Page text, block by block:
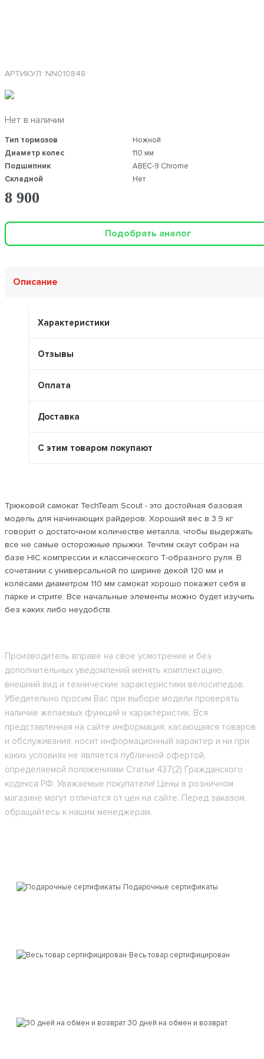
АРТИКУЛ: NN010848
Нет в наличии
Тип тормозов
Ножной
Диаметр колес
110 мм
Подшипник
ABEC-9 Chrome
Складной
Нет
8 900
Подобрать аналог
Описание
Характеристики
Отзывы
Оплата
Доставка
С этим товаром покупают
Трюковой самокат TechTeam Scout - это достойная базовая
модель для начинающих райдеров. Хороший вес в 3.9 кг
говорит о достаточном количестве металла, чтобы выдержать
все не самые осторожные прыжки. Течтим скаут собран на
базе HIC компрессии и классического Т-образного руля. В
сочетании с универсальной по ширине декой 120 мм и
колёсами диаметром 110 мм самокат хорошо покажет себя в
парке и стрите. Все начальные элементы можно будет изучить
без каких либо неудобств.
Производитель вправе на свое усмотрение и без
дополнительных уведомлений менять комплектацию,
внешний вид и технические характеристики велосипедов.
Убедительно просим Вас при выборе модели проверять
наличие желаемых функций и характеристик. Вся
представленная на сайте информация, касающаяся товаров
и обслуживания, носит информационный характер и ни при
каких условиях не является публичной офертой,
определяемой положениями Статьи 437(2) Гражданского
кодекса РФ. Уважаемые покупатели! Цены в розничном
магазине могут отличатся от цен на сайте. Перед заказом,
обращайтесь к нашим менеджерам.
Подарочные сертификаты
Весь товар сертифицирован
30 дней на обмен и возврат